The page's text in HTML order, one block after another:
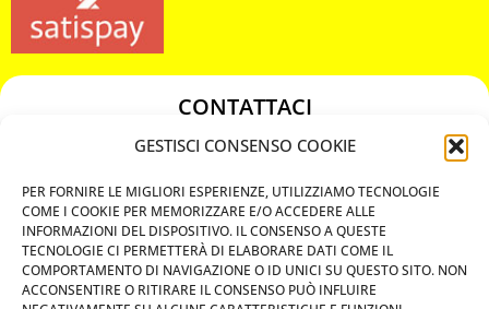
GESTISCI CONSENSO COOKIE
PER FORNIRE LE MIGLIORI ESPERIENZE, UTILIZZIAMO TECNOLOGIE
COME I COOKIE PER MEMORIZZARE E/O ACCEDERE ALLE
INFORMAZIONI DEL DISPOSITIVO. IL CONSENSO A QUESTE
TECNOLOGIE CI PERMETTERÀ DI ELABORARE DATI COME IL
COMPORTAMENTO DI NAVIGAZIONE O ID UNICI SU QUESTO SITO. NON
ACCONSENTIRE O RITIRARE IL CONSENSO PUÒ INFLUIRE
CONTATTACI
349 3863811
chiavicodificate@gmail.com
Privacy Policy